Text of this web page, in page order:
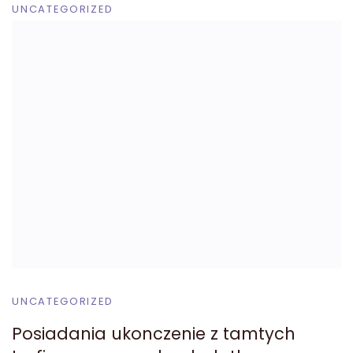
UNCATEGORIZED
UNCATEGORIZED
Posiadania ukonczenie z tamtych